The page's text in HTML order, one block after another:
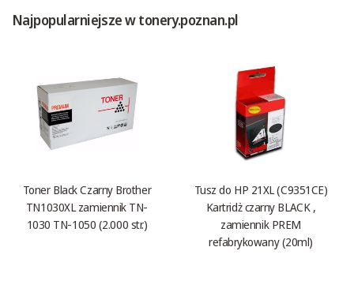
Najpopularniejsze w tonery.poznan.pl
Toner Black Czarny Brother
TN1030XL zamiennik TN-
1030 TN-1050 (2.000 str.)
Tusz do HP 21XL (C9351CE)
Kartridż czarny BLACK ,
zamiennik PREM
refabrykowany (20ml)